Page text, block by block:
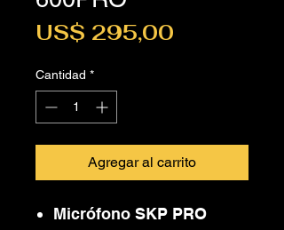
US$ 295,00
Cantidad *
Agregar al carrito
Micrófono SKP PRO